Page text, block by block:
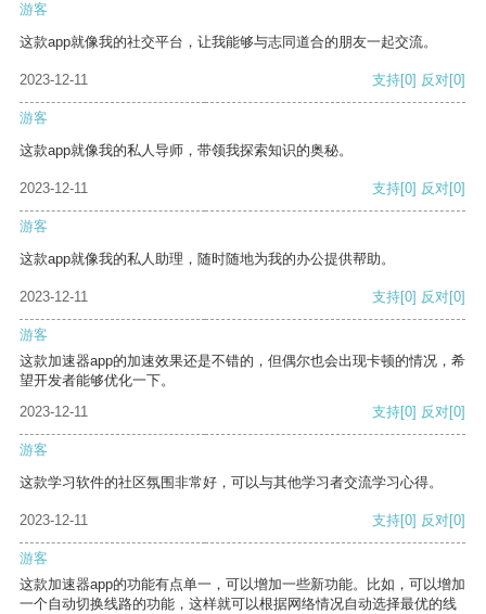
游客
这款app就像我的社交平台，让我能够与志同道合的朋友一起交流。
2023-12-11 支持[0] 反对[0]
游客
这款app就像我的私人导师，带领我探索知识的奥秘。
2023-12-11 支持[0] 反对[0]
游客
这款app就像我的私人助理，随时随地为我的办公提供帮助。
2023-12-11 支持[0] 反对[0]
游客
这款加速器app的加速效果还是不错的，但偶尔也会出现卡顿的情况，希
望开发者能够优化一下。
2023-12-11
支持[0] 反对[0]
游客
这款学习软件的社区氛围非常好，可以与其他学习者交流学习心得。
2023-12-11 支持[0] 反对[0]
游客
这款加速器app的功能有点单一，可以增加一些新功能。比如，可以增加
一个自动切换线路的功能，这样就可以根据网络情况自动选择最优的线